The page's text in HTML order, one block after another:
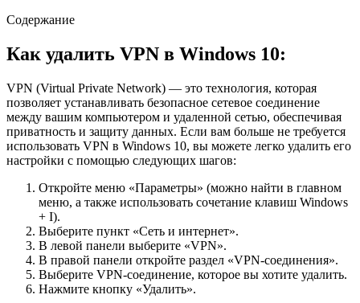
Содержание
Как удалить VPN в Windows 10:
VPN (Virtual Private Network) — это технология, которая
позволяет устанавливать безопасное сетевое соединение
между вашим компьютером и удаленной сетью, обеспечивая
приватность и защиту данных. Если вам больше не требуется
использовать VPN в Windows 10, вы можете легко удалить его
настройки с помощью следующих шагов:
Откройте меню «Параметры» (можно найти в главном
меню, а также использовать сочетание клавиш Windows
+ I).
Выберите пункт «Сеть и интернет».
В левой панели выберите «VPN».
В правой панели откройте раздел «VPN-соединения».
Выберите VPN-соединение, которое вы хотите удалить.
Нажмите кнопку «Удалить».